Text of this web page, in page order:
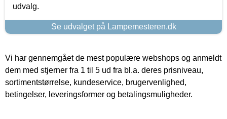
udvalg.
Se udvalget på Lampemesteren.dk
Vi har gennemgået de mest populære webshops og anmeldt
dem med stjerner fra 1 til 5 ud fra bl.a. deres prisniveau,
sortimentstørrelse, kundeservice, brugervenlighed,
betingelser, leveringsformer og betalingsmuligheder.